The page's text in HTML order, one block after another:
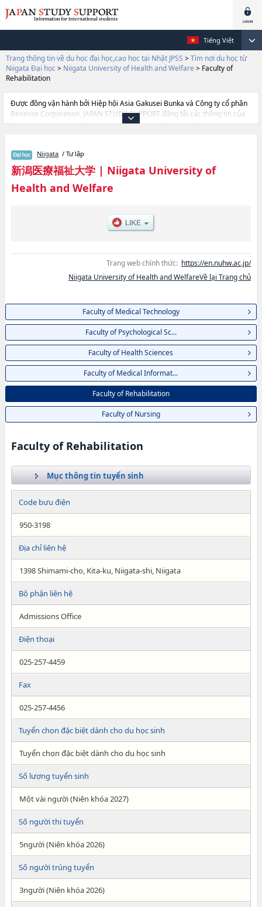
Tiếng Việt
Trang thông tin về du học đại học,cao học tại Nhật JPSS > Tìm nơi du học từ
Niigata Đại học > Niigata University of Health and Welfare > Faculty of
Rehabilitation
Được đồng vận hành bởi Hiệp hội Asia Gakusei Bunka và Công ty cổ phần
Benesse Corporation, JAPAN STUDY SUPPORT đăng tải các thông tin của
khoảng 1.300 trường đại học, cao học, trường đại học ngắn hạn, trường
Welfare, và thông tin cần thiết dành cho du học sinh, như là về các Ngành
Faculty of Medical TechnologyhoặcNgành Faculty of Psychological
Sciences and Social WelfarehoặcNgành Faculty of Health
ScienceshoặcNgành Faculty of Medical Information
như số lượng tuyển sinh, số lượng trúng tuyển, cở sở trang thiết bị, hướng
Niigata / Tư lập
新潟医療福祉大学| Niigata University of
Health and Welfare
Trang web chính thức: https://en.nuhw.ac.jp/
Niigata University of Health and WelfareVề lại Trang chủ
Faculty of Medical Technology
Faculty of Psychological Sc...
Faculty of Health Sciences
Faculty of Medical Informat...
Faculty of Rehabilitation
Faculty of Nursing
Faculty of Rehabilitation
Mục thông tin tuyển sinh
Code bưu điện
950-3198
Địa chỉ liên hệ
1398 Shimami-cho, Kita-ku, Niigata-shi, Niigata
Bộ phận liên hệ
Admissions Office
Điện thoại
025-257-4459
Fax
025-257-4456
Tuyển chọn đặc biệt dành cho du học sinh
Tuyển chọn đặc biệt dành cho du học sinh
Số lượng tuyển sinh
Một vài người (Niên khóa 2027)
Số người thi tuyển
5người (Niên khóa 2026)
Số người trúng tuyển
3người (Niên khóa 2026)